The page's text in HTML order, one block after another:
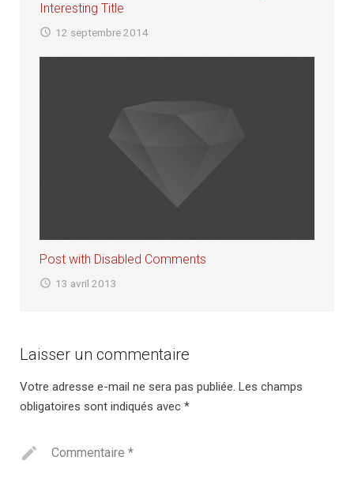
Interesting Title
12 septembre 2014
Post with Disabled Comments
13 avril 2013
Laisser un commentaire
Votre adresse e-mail ne sera pas publiée. Les champs
obligatoires sont indiqués avec *
Commentaire *